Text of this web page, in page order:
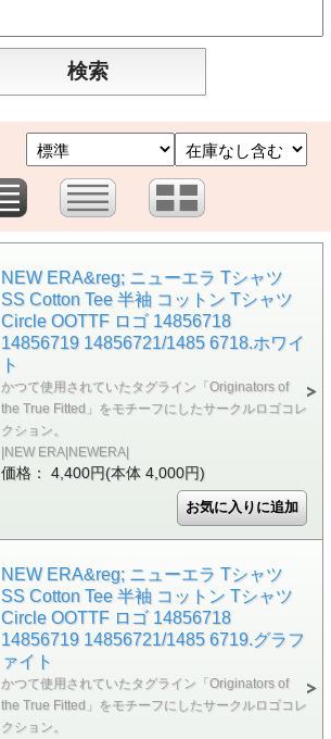
NEW ERA&reg; ニューエラ Tシャツ
SS Cotton Tee 半袖 コットン Tシャツ
Circle OOTTF ロゴ 14856718
14856719 14856721/1485 6718.ホワイ
ト
かつて使用されていたタグライン「Originators of
the True Fitted」をモチーフにしたサークルロゴコレ
クション。
|NEW ERA|NEWERA|
価格： 4,400円(本体 4,000円)
NEW ERA&reg; ニューエラ Tシャツ
SS Cotton Tee 半袖 コットン Tシャツ
Circle OOTTF ロゴ 14856718
14856719 14856721/1485 6719.グラフ
ァイト
かつて使用されていたタグライン「Originators of
the True Fitted」をモチーフにしたサークルロゴコレ
クション。